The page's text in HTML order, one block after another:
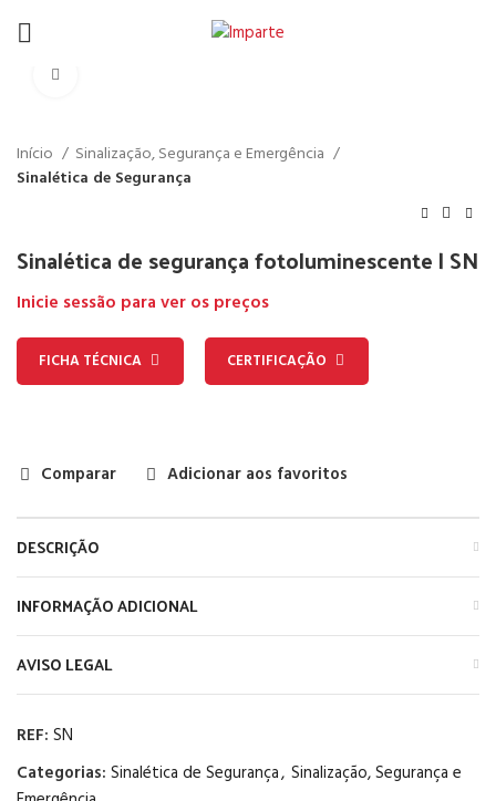
Início
Sinalização, Segurança e Emergência
Sinalética de Segurança
Sinalética de segurança fotoluminescente | SN
Inicie sessão para ver os preços
FICHA TÉCNICA CERTIFICAÇÃO
Comparar Adicionar aos favoritos
DESCRIÇÃO
INFORMAÇÃO ADICIONAL
AVISO LEGAL
REF: SN
Categorias: Sinalética de Segurança, Sinalização, Segurança e